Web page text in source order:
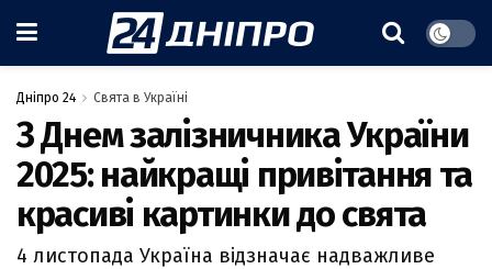
Дніпро 24 Свята в Україні
З Днем залізничника України
2025: найкращі привітання та
красиві картинки до свята
4 листопада Україна відзначає надважливе